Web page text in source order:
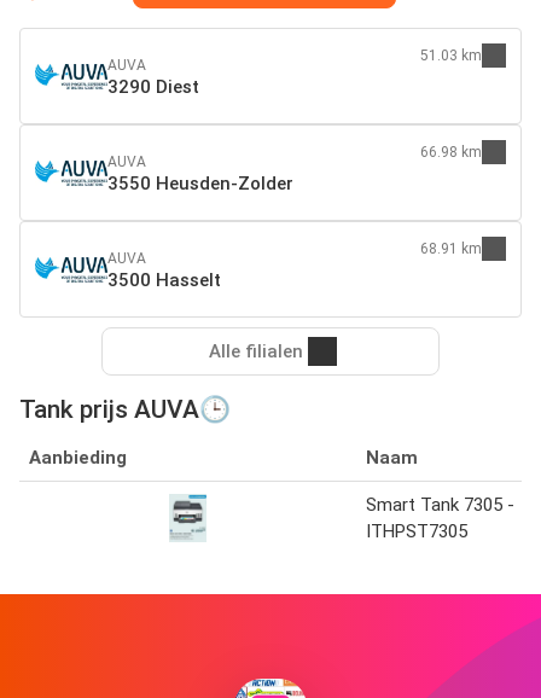
AUVA
3290 Diest
51.03 km
AUVA
3550 Heusden-Zolder
66.98 km
AUVA
3500 Hasselt
68.91 km
Alle filialen
Tank prijs AUVA🕒
Aanbieding Naam
Smart Tank 7305 -
ITHPST7305